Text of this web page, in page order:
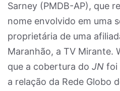
Sarney (PMDB-AP), que
nome envolvido em uma
proprietária de uma
Maranhão, a TV Mirante.
que a cobertura do JN foi
a relação da Rede Globo